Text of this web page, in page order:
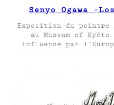
Senyo Ogawa -
Exposition du peintre
au Museum of
influencé par